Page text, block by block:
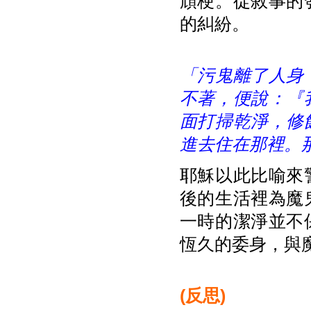
的糾紛。
「污鬼離了人
不著，便說：『
面打掃乾淨，
進去住在那裡。
耶穌以此比喻來
後的生活裡為魔
一時的潔淨並不
恆久的委身，與
(反思)